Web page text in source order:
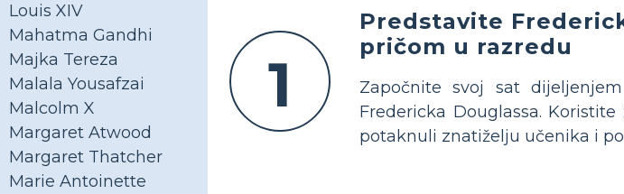
Louis XIV
Mahatma Gandhi
Majka Tereza
Malala Yousafzai
Malcolm X
Margaret Atwood
Margaret Thatcher
Marie Antoinette
1
Predstavite
pričom u razredu
Započnite svoj sat
Fredericka Douglassa.
potaknuli znatiželju učenika i